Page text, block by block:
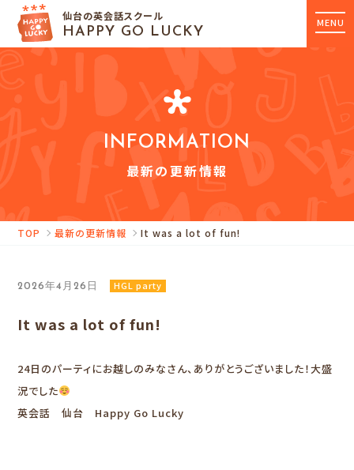
MENU
仙台の英会話スクール
HAPPY GO LUCKY
INFORMATION
最新の更新情報
TOP 最新の更新情報 It was a lot of fun!
2026年4月26日 HGL party
It was a lot of fun!
24日のパーティにお越しのみなさん、ありがとうございました！大盛
況でした
英会話 仙台 Happy Go Lucky